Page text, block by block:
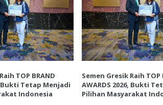
TOP BRAND
Bukti Tetap Menjadi
Indonesia
Semen Gresik Raih TOP
AWARDS 2026, Bukti
Pilihan Masyarakat